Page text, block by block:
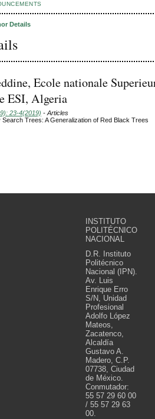
Details
Ecole nationale
ESI, Algeria
23-4(2019) - Articles
Search Trees: A Generalization of Red Black Trees
INSTITUTO
POLITÉCNICO
NACIONAL
D.R. Instituto
Politécnico
Nacional (IPN).
Av. Luis
Enrique Erro
S/N, Unidad
Profesional
Adolfo López
Mateos,
Zacatenco,
Alcaldía
Gustavo A.
Madero, C.P.
07738, Ciudad
de México.
Conmutador:
55 57 29 60 00
/ 55 57 29 63
00.